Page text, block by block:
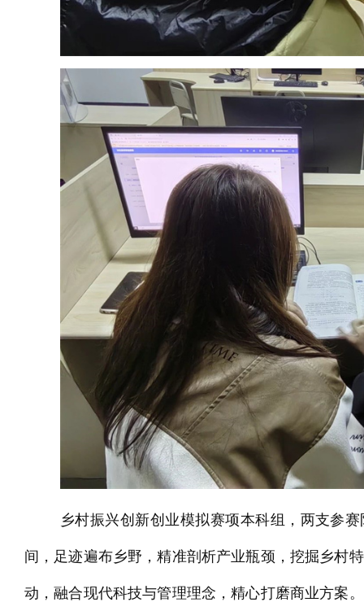
乡村振兴创新创业模拟赛项本科组，两支参
间，足迹遍布乡野，精准剖析产业瓶颈，挖掘乡村
动，融合现代科技与管理理念，精心打磨商业方案